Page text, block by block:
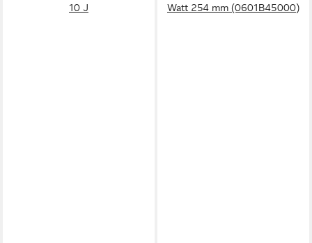
10 J
Watt 254 mm (0601B45000)